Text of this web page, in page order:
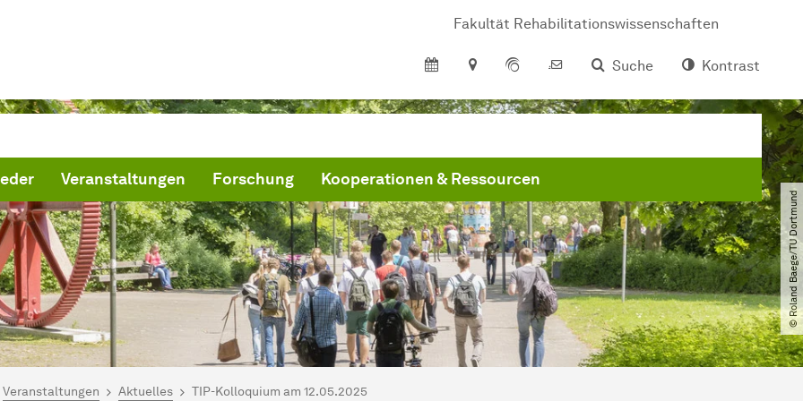
Fakultät Rehabilitationswissenschaften
Suche
Kontrast
Veranstaltungen Forschung Kooperationen & Ressourcen
© Roland Baege​/​TU Dortmund
hier:
Veranstaltungen Aktuelles TIP-Kolloquium am 12.05.2025